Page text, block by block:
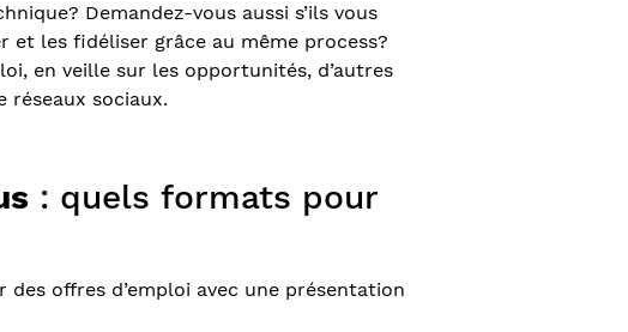
Demandez-vous aussi s’ils vous
et les fidéliser grâce au même process?
en veille sur les opportunités, d’autres
réseaux sociaux.
: quels formats pour
offres d’emploi avec une présentation